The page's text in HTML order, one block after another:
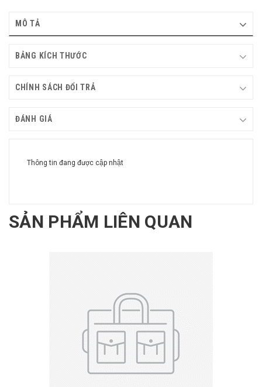
MÔ TẢ
BẢNG KÍCH THƯỚC
CHÍNH SÁCH ĐỔI TRẢ
ĐÁNH GIÁ
Thông tin đang được cập nhật
SẢN PHẨM LIÊN QUAN